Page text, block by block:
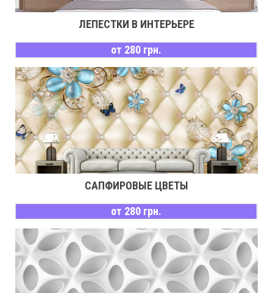
ЛЕПЕСТКИ В ИНТЕРЬЕРЕ
от 280 грн.
САПФИРОВЫЕ ЦВЕТЫ
от 280 грн.